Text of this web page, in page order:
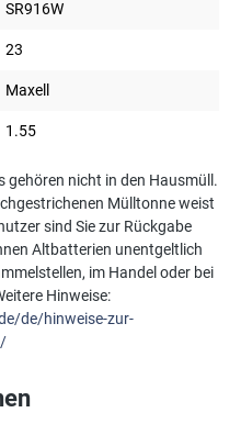
SR916W
23
Maxell
1.55
gehören nicht in den Hausmüll.
Mülltonne weist
sind Sie zur Rückgabe
Altbatterien unentgeltlich
im Handel oder bei
Hinweise:
de/hinweise-zur-